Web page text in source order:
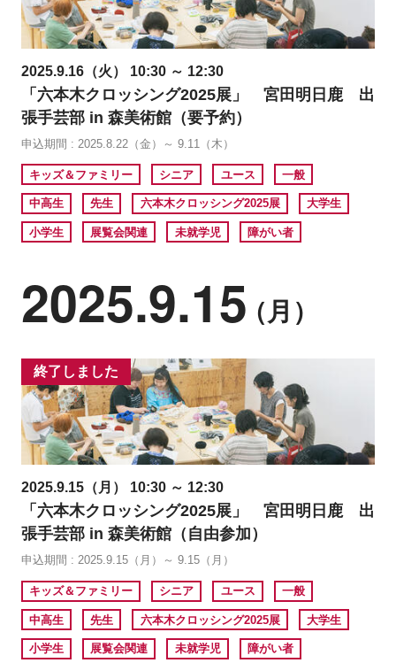
2025.9.16（火） 10:30 ～ 12:30
「六本木クロッシング2025展」 宮田明日鹿 出
張手芸部 in 森美術館（要予約）
申込期間 : 2025.8.22（金）～ 9.11（木）
キッズ＆ファミリー シニア ユース 一般
中高生 先生 六本木クロッシング2025展 大学生
小学生 展覧会関連 未就学児 障がい者
2025.9.15（月）
終了しました
2025.9.15（月） 10:30 ～ 12:30
「六本木クロッシング2025展」 宮田明日鹿 出
張手芸部 in 森美術館（自由参加）
申込期間 : 2025.9.15（月）～ 9.15（月）
キッズ＆ファミリー シニア ユース 一般
中高生 先生 六本木クロッシング2025展 大学生
小学生 展覧会関連 未就学児 障がい者